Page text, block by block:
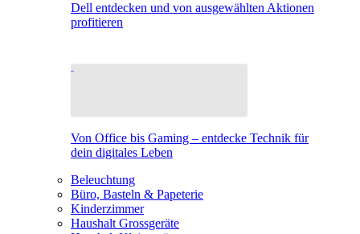
Dell entdecken und von ausgewählten Aktionen
profitieren
Von Office bis Gaming – entdecke Technik für
dein digitales Leben
Beleuchtung
Büro, Basteln & Papeterie
Kinderzimmer
Haushalt Grossgeräte